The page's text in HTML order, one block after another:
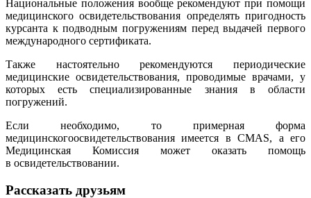
Национальные положения вообще рекомендуют при помощи
медицинского освидетельствования определять пригодность
курсанта к подводным погружениям перед выдачей первого
международного сертификата.
Также настоятельно рекомендуются периодические
медицинские освидетельствования, проводимые врачами, у
которых есть специализированные знания в области
погружений.
Если необходимо, то примерная форма
медицинскогоосвидетельствования имеется в CMAS, а его
Медицинская Комиссия может оказать помощь
в освидетельствовании.
Рассказать друзьям